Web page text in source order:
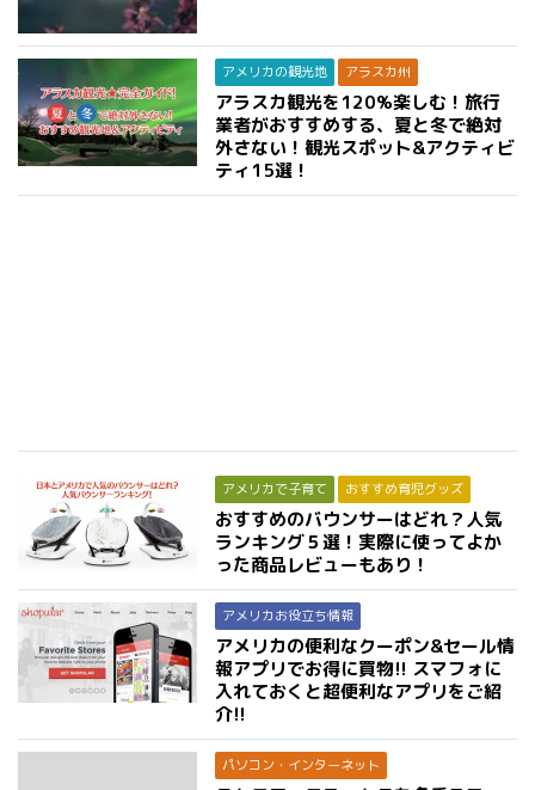
アメリカの観光地 アラスカ州
アラスカ観光を120%楽しむ！旅行
業者がおすすめする、夏と冬で絶対
外さない！観光スポット&アクティビ
ティ15選！
アメリカで子育て おすすめ育児グッズ
おすすめのバウンサーはどれ？人気
ランキング５選！実際に使ってよか
った商品レビューもあり！
アメリカお役立ち情報
アメリカの便利なクーポン&セール情
報アプリでお得に買物!! スマフォに
入れておくと超便利なアプリをご紹
介!!
パソコン・インターネット